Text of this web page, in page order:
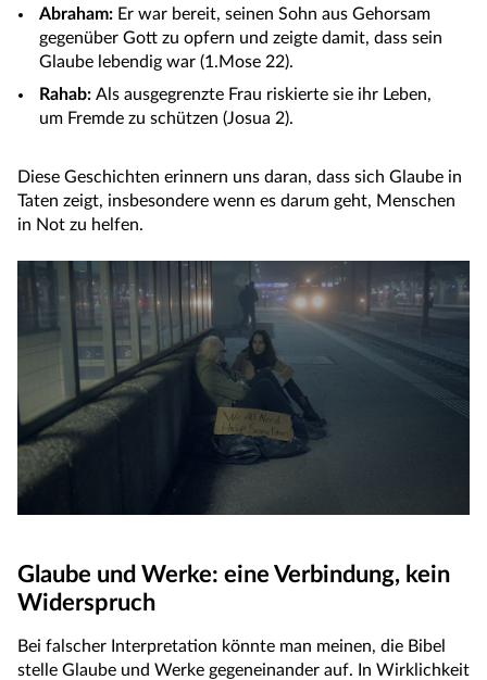
Abraham: Er war bereit, seinen Sohn aus Gehorsam
gegenüber Gott zu opfern und zeigte damit, dass sein
Glaube lebendig war (1.Mose 22).
Rahab: Als ausgegrenzte Frau riskierte sie ihr Leben,
um Fremde zu schützen (Josua 2).
Diese Geschichten erinnern uns daran, dass sich Glaube in
Taten zeigt, insbesondere wenn es darum geht, Menschen
in Not zu helfen.
Glaube und Werke: eine Verbindung, kein
Widerspruch
Bei falscher Interpretation könnte man meinen, die Bibel
stelle Glaube und Werke gegeneinander auf. In Wirklichkeit